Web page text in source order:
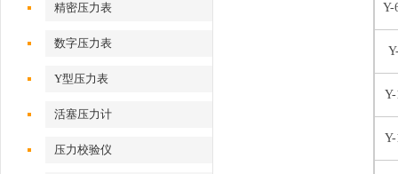
精密压力表
数字压力表
Y型压力表
活塞压力计
压力校验仪
Y-